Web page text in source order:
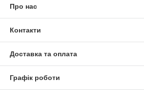
Про нас
Контакти
Доставка та оплата
Графік роботи